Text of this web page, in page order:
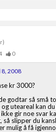
0
8, 2008
kr 3000?
godtar så små
uteareal kan
gir noe svar
slipper du
mulig å få